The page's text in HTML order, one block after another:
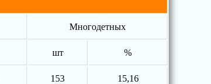
Многодетных
шт %
153 15,16